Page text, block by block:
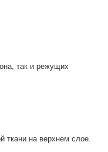
так и режущих
ткани на верхнем слое.